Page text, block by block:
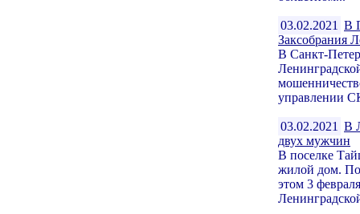
03.02.2021 В
Заксобрания
В Санкт-
управлении
03.02.2021 В
двух мужчин
В поселке
жилой дом.
этом 3